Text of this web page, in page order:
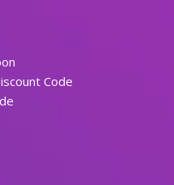
Code